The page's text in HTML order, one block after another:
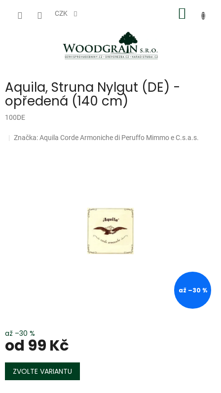
CZK
Aquila, Struna Nylgut (DE) -
opředená (140 cm)
100DE
Značka:Aquila Corde Armoniche di Peruffo Mimmo e C.s.a.s.
až –30 %
až –30 %
od 99 Kč
Měrná
cena:
ZVOLTE VARIANTU